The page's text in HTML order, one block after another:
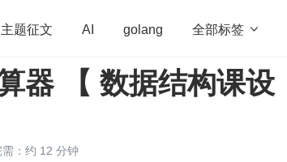
主题征文 AI golang 全部标签 
算法 学习方法 Web3.0 高效工作
器 【 数据结构课设
需：约 12 分钟